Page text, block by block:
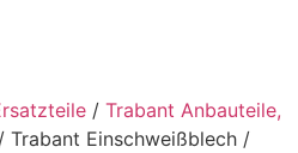
/ Trabant Anbauteile,
/ Trabant Einschweißblech /